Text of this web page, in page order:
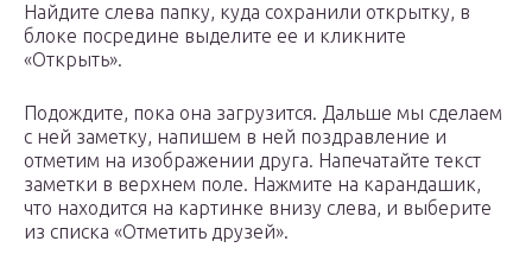
Найдите слева папку, куда сохранили открытку, в
блоке посредине выделите ее и кликните
«Открыть».
Подождите, пока она загрузится. Дальше мы сделаем
с ней заметку, напишем в ней поздравление и
отметим на изображении друга. Напечатайте текст
заметки в верхнем поле. Нажмите на карандашик,
что находится на картинке внизу слева, и выберите
из списка «Отметить друзей».